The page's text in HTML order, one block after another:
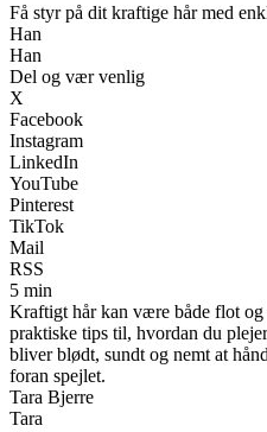
Få styr på dit kraftige hår med
Han
Han
Del og vær venlig
X
Facebook
Instagram
LinkedIn
YouTube
Pinterest
TikTok
Mail
RSS
5 min
Kraftigt hår kan være både flot
praktiske tips til, hvordan du
bliver blødt, sundt og nemt at
foran spejlet.
Tara Bjerre
Tara